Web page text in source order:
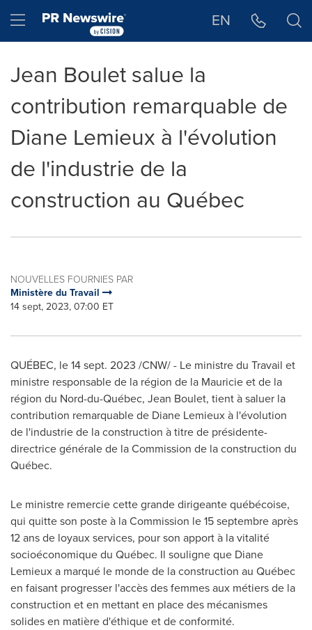
Hamburger menu EN
Jean Boulet salue la
contribution remarquable de
Diane Lemieux à l'évolution
de l'industrie de la
construction au Québec
NOUVELLES FOURNIES PAR
Ministère du Travail
14 sept, 2023, 07:00 ET
QUÉBEC, le14 sept. 2023 /CNW/ - Le ministre du Travail et
ministre responsable de la région de la Mauricie et de la
région du Nord-du-Québec, Jean Boulet, tient à saluer la
contribution remarquable de Diane Lemieux à l'évolution
de l'industrie de la construction à titre de présidente-
directrice générale de la Commission de la construction du
Québec.
Le ministre remercie cette grande dirigeante québécoise,
qui quitte son poste à la Commission le 15 septembre après
12 ans de loyaux services, pour son apport à la vitalité
socioéconomique du Québec. Il souligne que Diane
Lemieuxa marqué le monde de la construction au Québec
en faisant progresser l'accès des femmes aux métiers de la
construction et en mettant en place des mécanismes
solides en matière d'éthique et de conformité.